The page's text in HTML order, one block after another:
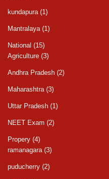
kundapura(1)
Mantralaya(1)
National (15)
Agriculture (3)
Andhra Pradesh (2)
Maharashtra(3)
Uttar Pradesh (1)
NEET Exam (2)
Propery (4)
ramanagara(3)
puducherry (2)